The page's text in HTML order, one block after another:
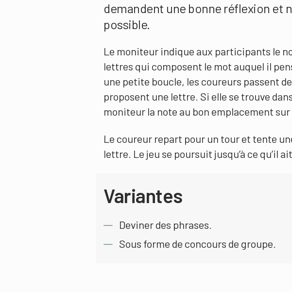
demandent une bonne réflexion et
possible.
Le moniteur indique aux participants le
lettres qui composent le mot auquel il
une petite boucle, les coureurs passent
proposent une lettre. Si elle se trouve
moniteur la note au bon emplacement sur
Le coureur repart pour un tour et tente
lettre. Le jeu se poursuit jusqu’à ce qu’il
Variantes
Deviner des phrases.
Sous forme de concours de groupe.